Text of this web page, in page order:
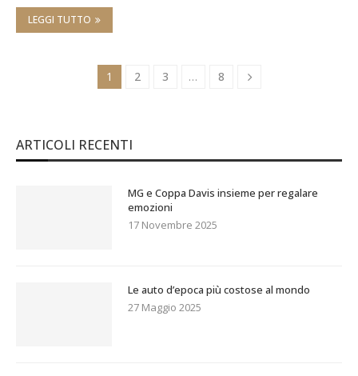
LEGGI TUTTO
1 2 3 … 8
ARTICOLI RECENTI
MG e Coppa Davis insieme per regalare
emozioni
17 Novembre 2025
Le auto d’epoca più costose al mondo
27 Maggio 2025